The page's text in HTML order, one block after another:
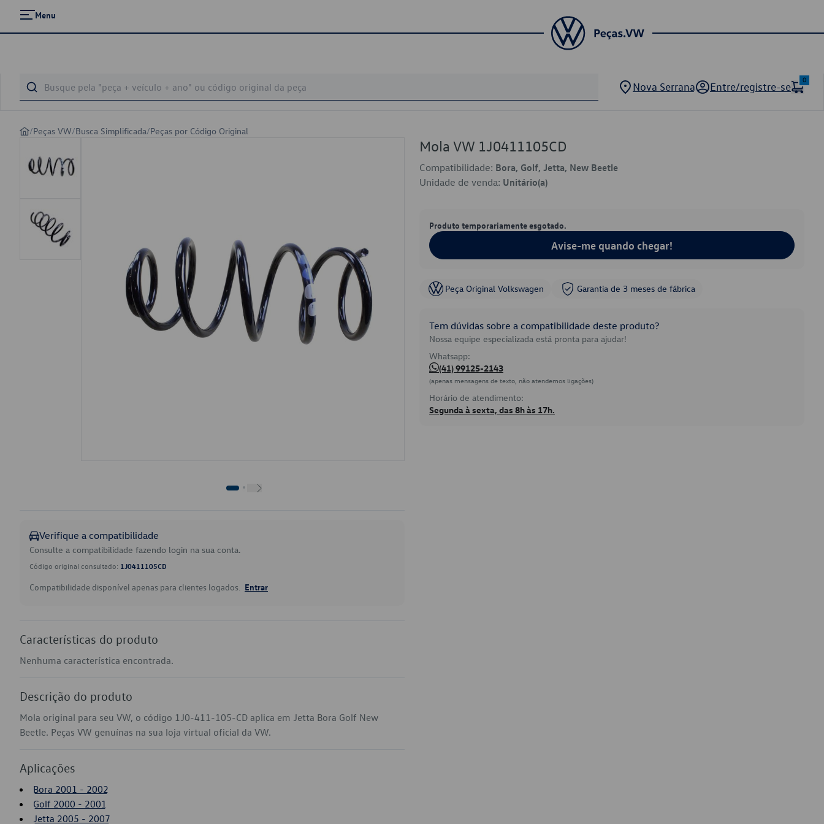
Menu
Nova Serrana Entre/registre-se
0
/Peças VW/Busca Simplificada/Peças por Código Original
Verifique a compatibilidade
Consulte a compatibilidade fazendo login na sua conta.
Código original consultado: 1J0411105CD
Compatibilidade disponível apenas para clientes logados. Entrar
Características do produto
Nenhuma característica encontrada.
Descrição do produto
Mola original para seu VW, o código 1J0-411-105-CD aplica em Jetta Bora Golf New
Beetle. Peças VW genuínas na sua loja virtual oficial da VW.
Aplicações
Bora 2001 - 2002
Golf 2000 - 2001
Jetta 2005 - 2007
Mola VW 1J0411105CD
Compatibilidade: Bora, Golf, Jetta, New Beetle
Unidade de venda: Unitário(a)
Produto temporariamente esgotado.
Avise-me quando chegar!
Peça Original Volkswagen Garantia de 3 meses de fábrica
Tem dúvidas sobre a compatibilidade deste produto?
Nossa equipe especializada está pronta para ajudar!
Whatsapp:
(41) 99125-2143
(apenas mensagens de texto, não atendemos ligações)
Horário de atendimento:
Segunda à sexta, das 8h às 17h.